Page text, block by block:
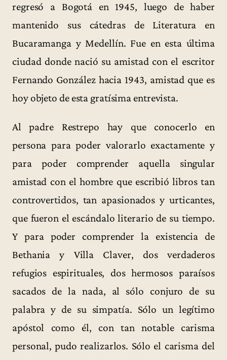
regresó a Bogotá en 1945, luego de haber
mantenido sus cátedras de Literatura en
Bucaramanga y Medellín. Fue en esta última
ciudad donde nació su amistad con el escritor
Fernando González hacia 1943, amistad que es
hoy objeto de esta gratísima entrevista.
Al padre Restrepo hay que conocerlo en
persona para poder valorarlo exactamente y
para poder comprender aquella singular
amistad con el hombre que escribió libros tan
controvertidos, tan apasionados y urticantes,
que fueron el escándalo literario de su tiempo.
Y para poder comprender la existencia de
Bethania y Villa Claver, dos verdaderos
refugios espirituales, dos hermosos paraísos
sacados de la nada, al sólo conjuro de su
palabra y de su simpatía. Sólo un legítimo
apóstol como él, con tan notable carisma
personal, pudo realizarlos. Sólo el carisma del